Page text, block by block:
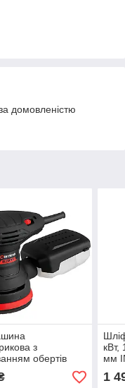
домовленістю
з
обертів
STORM (WT-
Вт, Ø125 мм
кВт,
мм
1